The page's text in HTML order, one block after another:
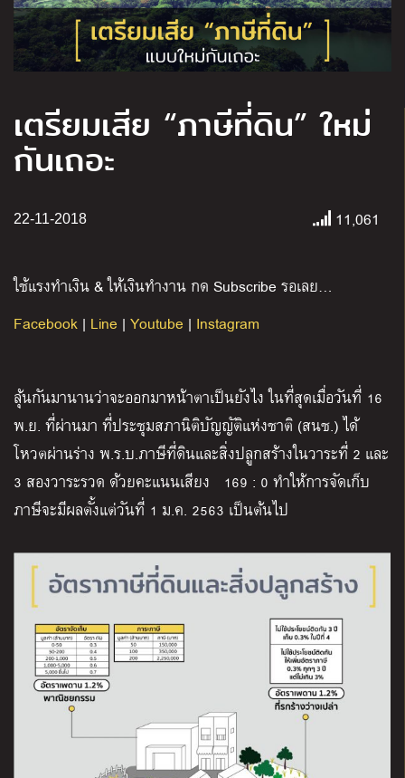
เตรียมเสีย “ภาษีที่ดิน” ใหม่
กันเถอะ
22-11-2018 11,061
ใช้แรงทำเงิน & ให้เงินทำงาน กด Subscribe รอเลย…
Facebook | Line | Youtube | Instagram
ลุ้นกันมานานว่าจะออกมาหน้าตาเป็นยังไง ในที่สุดเมื่อวันที่ 16
พ.ย. ที่ผ่านมา ที่ประชุมสภานิติบัญญัติแห่งชาติ (สนช.) ได้
โหวตผ่านร่าง พ.ร.บ.ภาษีที่ดินและสิ่งปลูกสร้างในวาระที่ 2 และ
3 สองวาระรวด ด้วยคะแนนเสียง 169 : 0 ทำให้การจัดเก็บ
ภาษีจะมีผลตั้งแต่วันที่ 1 ม.ค. 2563 เป็นต้นไป